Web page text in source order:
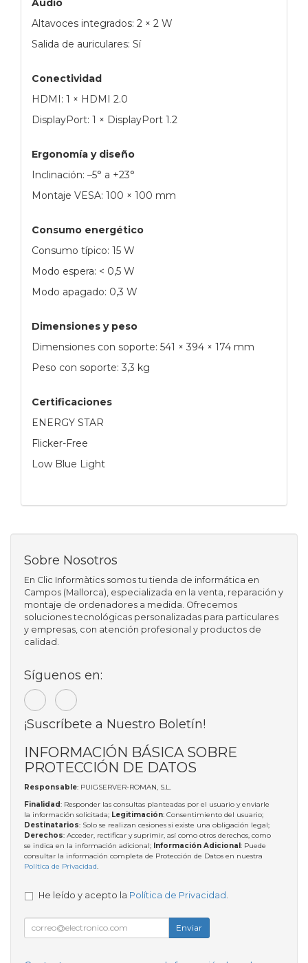
Audio
Altavoces integrados: 2 × 2 W
Salida de auriculares: Sí
Conectividad
HDMI: 1 × HDMI 2.0
DisplayPort: 1 × DisplayPort 1.2
Ergonomía y diseño
Inclinación: –5° a +23°
Montaje VESA: 100 × 100 mm
Consumo energético
Consumo típico: 15 W
Modo espera: < 0,5 W
Modo apagado: 0,3 W
Dimensiones y peso
Dimensiones con soporte: 541 × 394 × 174 mm
Peso con soporte: 3,3 kg
Certificaciones
ENERGY STAR
Flicker-Free
Low Blue Light
Sobre Nosotros
En Clic Informàtics somos tu tienda de informática en
Campos (Mallorca), especializada en la venta, reparación y
montaje de ordenadores a medida. Ofrecemos
soluciones tecnológicas personalizadas para particulares
y empresas, con atención profesional y productos de
calidad.
Síguenos en:
¡Suscríbete a Nuestro Boletín!
INFORMACIÓN BÁSICA SOBRE
PROTECCIÓN DE DATOS
Responsable: PUIGSERVER-ROMAN, S.L.
Finalidad: Responder las consultas planteadas por el usuario y enviarle
la información solicitada; Legitimación: Consentimiento del usuario;
Destinatarios: Solo se realizan cesiones si existe una obligación legal;
Derechos: Acceder, rectificar y suprimir, así como otros derechos, como
se indica en la información adicional; Información Adicional: Puede
consultar la información completa de Protección de Datos en nuestra
Política de Privacidad.
He leído y acepto la Política de Privacidad
Enviar